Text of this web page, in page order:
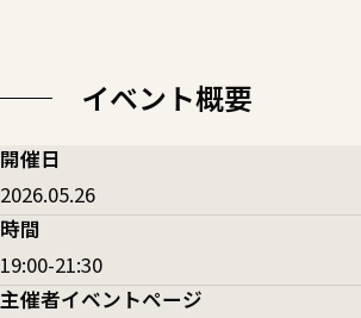
イベント概要
開催日
2026.05.26
時間
19:00-21:30
主催者イベントページ